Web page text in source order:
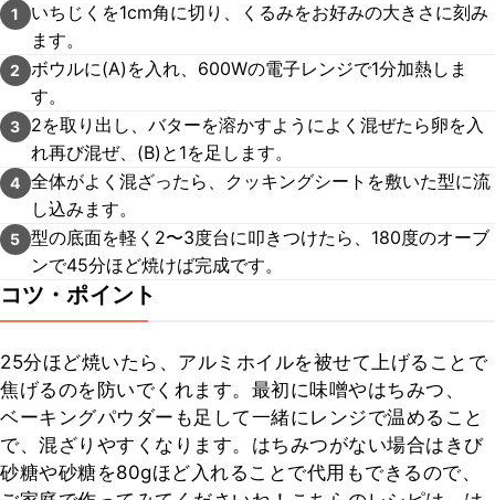
1
いちじくを1cm角に切り、くるみをお好みの大きさに刻み
ます。
2
ボウルに(A)を入れ、600Wの電子レンジで1分加熱しま
す。
3
2を取り出し、バターを溶かすようによく混ぜたら卵を入
れ再び混ぜ、(B)と1を足します。
4 全体がよく混ざったら、クッキングシートを敷いた型に流
し込みます。
5 型の底面を軽く2〜3度台に叩きつけたら、180度のオーブ
ンで45分ほど焼けば完成です。
コツ・ポイント
25分ほど焼いたら、アルミホイルを被せて上げることで
焦げるのを防いでくれます。最初に味噌やはちみつ、
ベーキングパウダーも足して一緒にレンジで温めること
で、混ざりやすくなります。はちみつがない場合はきび
砂糖や砂糖を80gほど入れることで代用もできるので、